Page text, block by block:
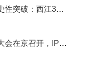
台导管架全面国产化安装成功
，IPv6发展成效显著